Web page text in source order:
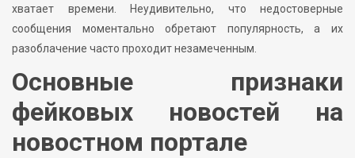
хватает времени. Неудивительно, что недостоверные
сообщения моментально обретают популярность, а их
разоблачение часто проходит незамеченным.
Основные признаки
фейковых новостей на
новостном портале